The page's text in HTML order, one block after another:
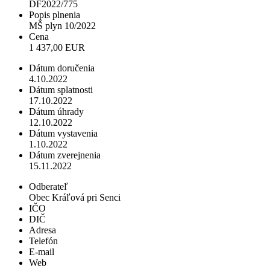
DF2022/775
Popis plnenia
MŠ plyn 10/2022
Cena
1 437,00 EUR
Dátum doručenia
4.10.2022
Dátum splatnosti
17.10.2022
Dátum úhrady
12.10.2022
Dátum vystavenia
1.10.2022
Dátum zverejnenia
15.11.2022
Odberateľ
Obec Kráľová pri Senci
IČO
DIČ
Adresa
Telefón
E-mail
Web